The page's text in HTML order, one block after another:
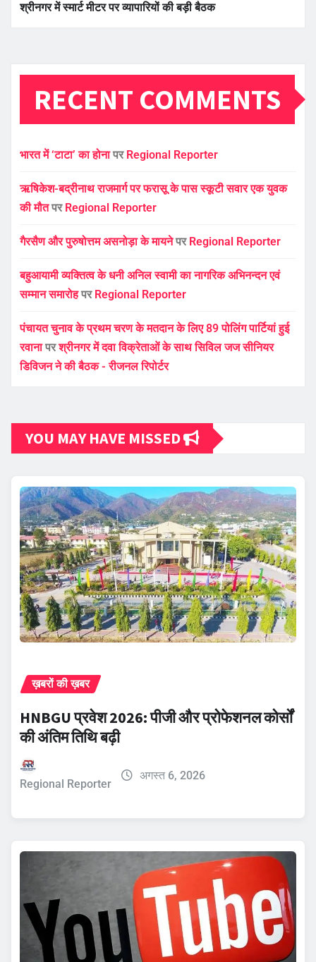
श्रीनगर में स्मार्ट मीटर पर व्यापारियों की बड़ी बैठक
RECENT COMMENTS
भारत में ‘टाटा’ का होनापर Regional Reporter
ऋषिकेश-बद्रीनाथ राजमार्ग पर फरासू के पास स्कूटी सवार एक युवक
की मौतपर Regional Reporter
गैरसैण और पुरुषोत्तम असनोड़ा के मायनेपर Regional Reporter
बहुआयामी व्यक्तित्व के धनी अनिल स्वामी का नागरिक अभिनन्दन एवं
सम्मान समारोहपर Regional Reporter
पंचायत चुनाव के प्रथम चरण के मतदान के लिए 89 पोलिंग पार्टियां हुई
रवानापरश्रीनगर में दवा विक्रेताओं के साथ सिविल जज सीनियर
डिविजन ने की बैठक - रीजनल रिपोर्टर
YOU MAY HAVE MISSED
ख़बरों की ख़बर
HNBGU प्रवेश 2026: पीजी और प्रोफेशनल कोर्सों
की अंतिम तिथि बढ़ी
Regional Reporter
अगस्त 6, 2026